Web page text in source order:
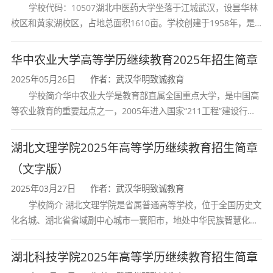
教育学院开设专升本层次的材料成型及控制工程
招生。学制2.5年，属理工类，专升本入学考试统
考科目为
政治、外语、高等数学（一）
分150分，每科考试时间为150分钟。
三、培养目标
术前沿，面向现代制造业需求，培养具有材料成
型工艺设计、设备操作、质量控制及生产管理能
力的高素质应用型人才。专业依托学校在冶金、
材料领域的学科优势，注重理论与实践结合，毕
学校代码：10507湖北中医药大学坐落于江城武汉，设昙华林
校区和黄家湖校区，占地总面积1610亩。学校创建于1958年，是
育和最早开办中医研究
华中农业大学高等学历继续教育2025年招生简章
2025年05月26日
作者：武汉华明致诚教育
学校简介华中农业大学是教育部直属全国重点大学，是中国高
等农业教育的重要起点之一，2005年进入国家“211工程”建设行
首轮“双一流”成效
湖北文理学院2025年高等学历继续教育招生简章
（文字版）
2025年03月27日
作者：武汉华明致诚教育
学校简介 湖北文理学院是省属普通高等学校，位于全国历史文
化名城、湖北省省域副中心城市一襄阳市，地处中华民族智慧化身
学校、全国普通
湖北科技学院2025年高等学历继续教育招生简章